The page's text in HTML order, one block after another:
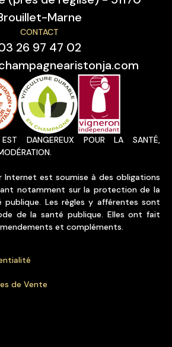
Marne
CONTACT
26 97 47 02
EST DANGEREUX POUR LA SANTÉ,
Internet est soumise à des obligations
notamment sur la protection de la
publique. Les règles y afférentes sont
de la santé publique. Elles ont fait
et compléments.
de Vente